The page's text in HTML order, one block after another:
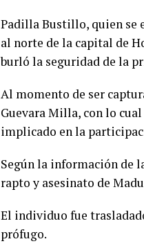
Padilla Bustillo, quien se
al norte de la capital de
burló la seguridad de la
Al momento de ser
Guevara Milla, con lo
implicado en la
Según la información de
rapto y asesinato de
El individuo fue
prófugo.